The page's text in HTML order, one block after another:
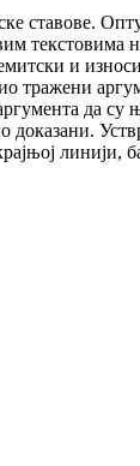
ставове.
текстовима
и
тражени
да
линији,